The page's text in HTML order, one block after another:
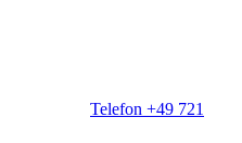
Telefon +49 721